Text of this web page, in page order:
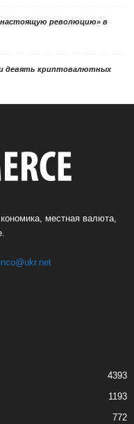
революцию» в
девять криптовалютных
местная валюта,
4393
1193
772